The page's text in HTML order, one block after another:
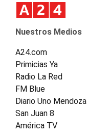
Nuestros Medios
A24.com
Primicias Ya
Radio La Red
FM Blue
Diario Uno Mendoza
San Juan 8
América TV